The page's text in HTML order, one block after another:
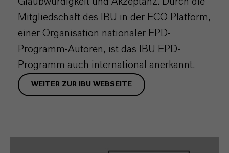
Mitgliedschaft des IBU in der ECO Platform,
einer Organisation nationaler EPD-
Programm-Autoren, ist das IBU EPD-
Programm auch international anerkannt.
WEITER ZUR IBU WEBSEITE